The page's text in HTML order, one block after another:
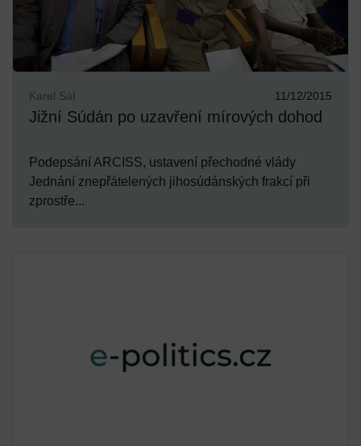
Karel Sál 11/12/2015
Jižní Súdán po uzavření mírových dohod
Podepsání ARCISS, ustavení přechodné vlády
Jednání znepřátelených jihosúdánských frakcí při
zprostře...